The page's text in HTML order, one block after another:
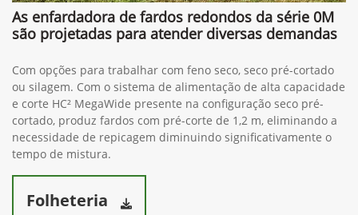
As enfardadora de fardos redondos da série 0M
são projetadas para atender diversas demandas
Com opções para trabalhar com feno seco, seco pré-cortado
ou silagem. Com o sistema de alimentação de alta capacidade
e corte HC² MegaWide presente na configuração seco pré-
cortado, produz fardos com pré-corte de 1,2 m, eliminando a
necessidade de repicagem diminuindo significativamente o
tempo de mistura.
Folheteria